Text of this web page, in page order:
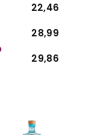
22,46
28,99
29,86